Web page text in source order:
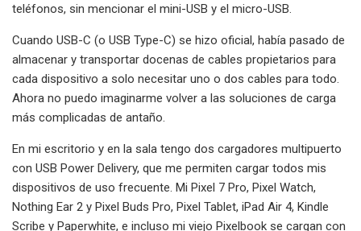
teléfonos, sin mencionar el mini-USB y el micro-USB.
Cuando USB-C (o USB Type-C) se hizo oficial, había pasado de
almacenar y transportar docenas de cables propietarios para
cada dispositivo a solo necesitar uno o dos cables para todo.
Ahora no puedo imaginarme volver a las soluciones de carga
más complicadas de antaño.
En mi escritorio y en la sala tengo dos cargadores multipuerto
con USB Power Delivery, que me permiten cargar todos mis
dispositivos de uso frecuente. Mi Pixel 7 Pro, Pixel Watch,
Nothing Ear 2 y Pixel Buds Pro, Pixel Tablet, iPad Air 4, Kindle
Scribe y Paperwhite, e incluso mi viejo Pixelbook se cargan con